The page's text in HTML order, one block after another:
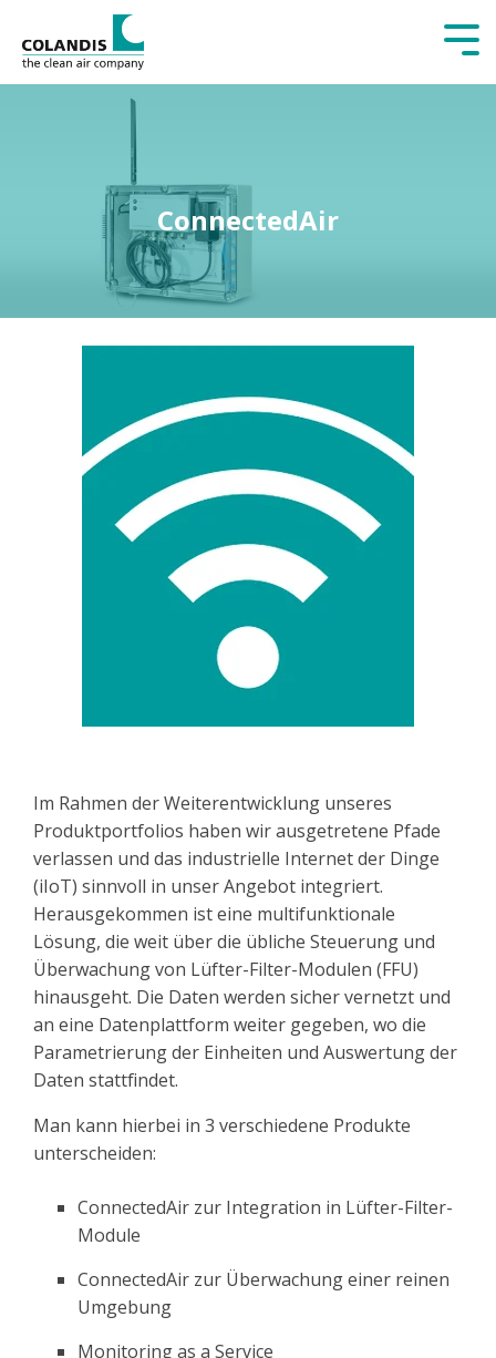
ConnectedAir
Im Rahmen der Weiterentwicklung unseres
Produktportfolios haben wir ausgetretene Pfade
verlassen und das industrielle Internet der Dinge
(iIoT) sinnvoll in unser Angebot integriert.
Herausgekommen ist eine multifunktionale
Lösung, die weit über die übliche Steuerung und
Überwachung von Lüfter-Filter-Modulen (FFU)
hinausgeht. Die Daten werden sicher vernetzt und
an eine Datenplattform weiter gegeben, wo die
Parametrierung der Einheiten und Auswertung der
Daten stattfindet.
Man kann hierbei in 3 verschiedene Produkte
unterscheiden:
ConnectedAir zur Integration in Lüfter-Filter-
Module
ConnectedAir zur Überwachung einer reinen
Umgebung
Monitoring as a Service